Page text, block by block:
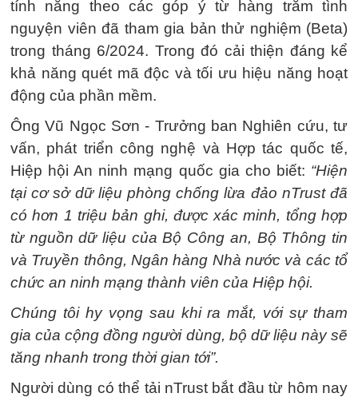
tính năng theo các góp ý từ hàng trăm tình
nguyện viên đã tham gia bản thử nghiệm (Beta)
trong tháng 6/2024. Trong đó cải thiện đáng kể
khả năng quét mã độc và tối ưu hiệu năng hoạt
động của phần mềm.
Ông Vũ Ngọc Sơn - Trưởng ban Nghiên cứu, tư
vấn, phát triển công nghệ và Hợp tác quốc tế,
Hiệp hội An ninh mạng quốc gia cho biết: “Hiện
tại cơ sở dữ liệu phòng chống lừa đảo nTrust đã
có hơn 1 triệu bản ghi, được xác minh, tổng hợp
từ nguồn dữ liệu của Bộ Công an, Bộ Thông tin
và Truyền thông, Ngân hàng Nhà nước và các tổ
chức an ninh mạng thành viên của Hiệp hội.
Chúng tôi hy vọng sau khi ra mắt, với sự tham
gia của cộng đồng người dùng, bộ dữ liệu này sẽ
tăng nhanh trong thời gian tới”.
Người dùng có thể tải nTrust bắt đầu từ hôm nay